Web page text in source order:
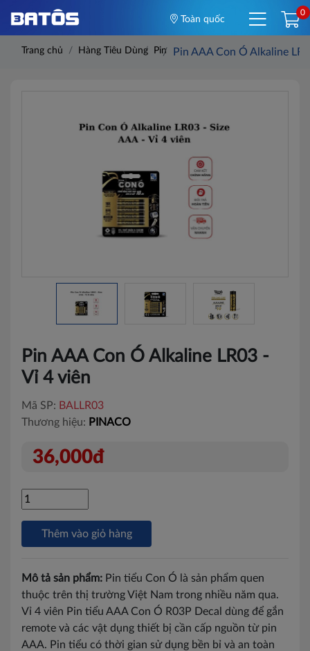
Toàn quốc
0
Trang chủ Hàng Tiêu Dùng Pin Pin AAA Con Ó Alkaline
Pin AAA Con Ó Alkaline LR03 -
Vỉ 4 viên
Mã SP: BALLR03
Thương hiệu: PINACO
36,000đ
Thêm vào giỏ hàng
Mô tả sản phẩm: Pin tiểu Con Ó là sản phẩm quen
thuộc trên thị trường Việt Nam trong nhiều năm qua.
Vỉ 4 viên Pin tiểu AAA Con Ó R03P Decal dùng để gắn
remote và các vật dụng thiết bị cần cấp nguồn từ pin
AAA. Pin tiểu có thời gian sử dụng bền bỉ và an toàn